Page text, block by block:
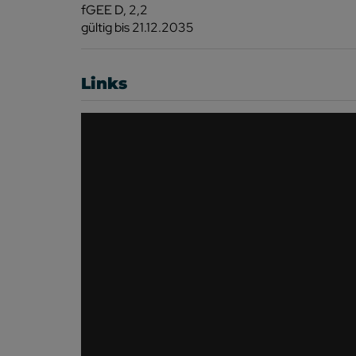
fGEED, 2,2
gültig bis21.12.2035
Links